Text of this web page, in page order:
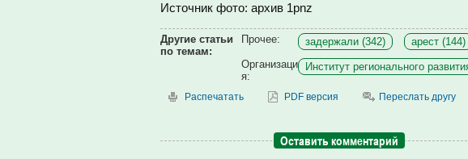
Источник фото: архив 1pnz
Другие статьи
по темам:
Прочее: задержали (342)
арест (144)
Организаци
я:
Институт регионального
Распечатать PDF версия Переслать другу
Оставить комментарий